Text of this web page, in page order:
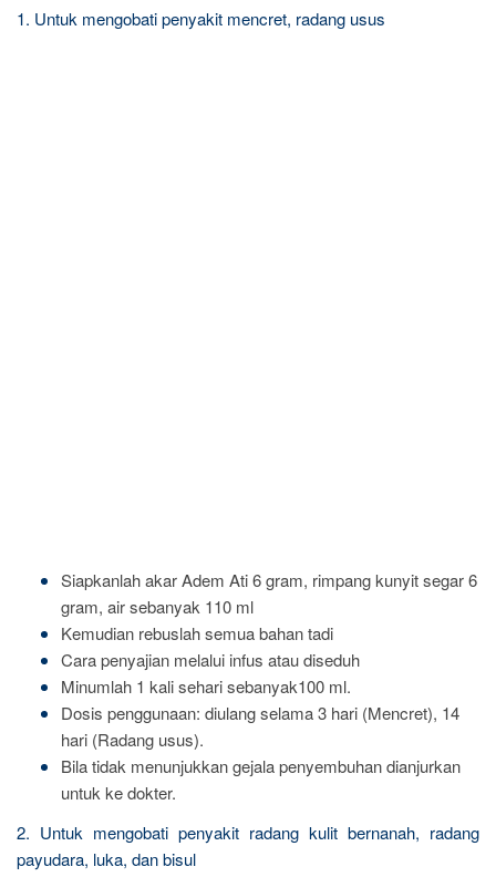
1. Untuk mengobati penyakit mencret, radang usus
Siapkanlah akar Adem Ati 6 gram, rimpang kunyit segar 6
gram, air sebanyak 110 ml
Kemudian rebuslah semua bahan tadi
Cara penyajian melalui infus atau diseduh
Minumlah 1 kali sehari sebanyak100 ml.
Dosis penggunaan: diulang selama 3 hari (Mencret), 14
hari (Radang usus).
Bila tidak menunjukkan gejala penyembuhan dianjurkan
untuk ke dokter.
2. Untuk mengobati penyakit radang kulit bernanah, radang
payudara, luka, dan bisul